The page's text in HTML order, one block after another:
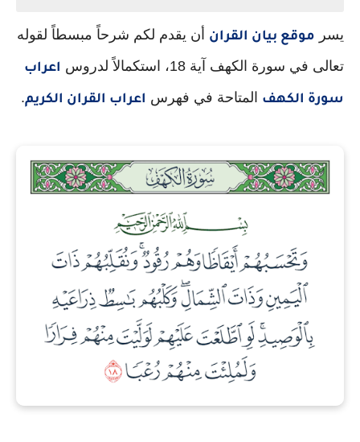
يسر موقع بيان القران
أن يقدم لكم شرحاً مبسطاً لقوله
تعالى في سورة الكهف آية 18، استكمالاً لدروس
اعراب
سورة الكهف المتاحة في فهرس اعراب القران الكريم.